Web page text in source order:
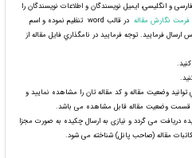
و انگلیسی، ایمیل نویسندگان و اطلاعات نویسندگان را
فرمت نگارش مقاله
در قالب word تنظیم نموده و اسم
فرمایید. توجه فرماييد در نامگذاري فايل مقاله از
وضعیت مقاله و کد مقاله تان را مشاهده نمایید و
قسمت وضعیت مقاله قابل مشاهده می باشد.
دریافت می گردد و نیازی به ارسال چکیده به صورت مجزا
مقاله (صاحب پانل) شناخته می شود.